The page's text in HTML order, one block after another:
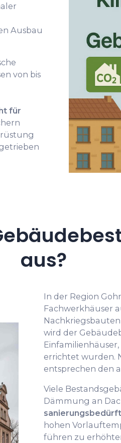
Ausbau
von bis
für
aus?
In der Region
Fachwerkhäuser
wird der
errichtet wurden.
entsprechen den
Viele
Dämmung an
hohen
führen zu